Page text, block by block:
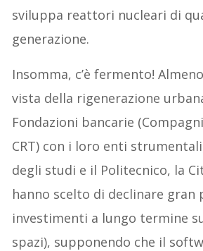
sviluppa reattori nucleari di
generazione.
Insomma, c’è fermento!
vista della rigenerazione
Fondazioni bancarie
CRT) con i loro enti
degli studi e il Politecnico, la
hanno scelto di declinare
investimenti a lungo termine
spazi), supponendo che il